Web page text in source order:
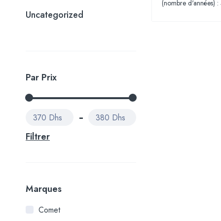
Uncategorized
Par Prix
Filtrer
370 Dhs 380 Dhs
Marques
Comet
(nombre d'années) :